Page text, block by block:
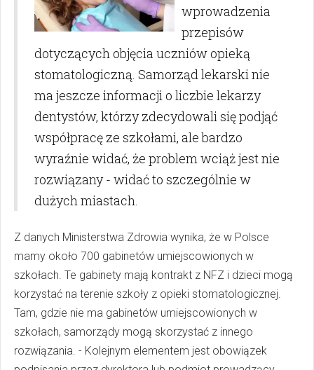
wprowadzenia
przepisów
dotyczących objęcia uczniów opieką
stomatologiczną. Samorząd lekarski nie
ma jeszcze informacji o liczbie lekarzy
dentystów, którzy zdecydowali się podjąć
współpracę ze szkołami, ale bardzo
wyraźnie widać, że problem wciąż jest nie
rozwiązany - widać to szczególnie w
dużych miastach.
Z danych Ministerstwa Zdrowia wynika, że w Polsce
mamy około 700 gabinetów umiejscowionych w
szkołach. Te gabinety mają kontrakt z NFZ i dzieci mogą
korzystać na terenie szkoły z opieki stomatologicznej.
Tam, gdzie nie ma gabinetów umiejscowionych w
szkołach, samorządy mogą skorzystać z innego
rozwiązania. - Kolejnym elementem jest obowiązek